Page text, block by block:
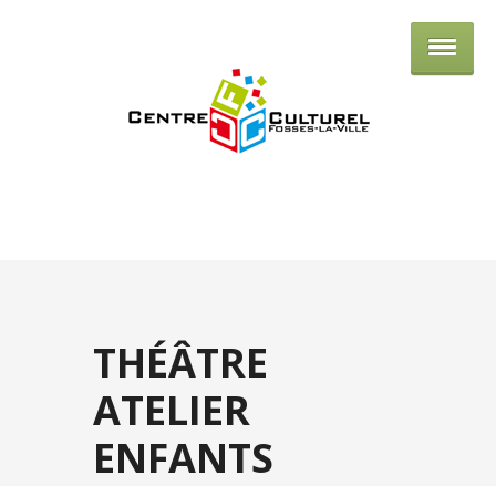
Centre culturel de Fosses-la-Ville
THÉÂTRE
ATELIER
ENFANTS